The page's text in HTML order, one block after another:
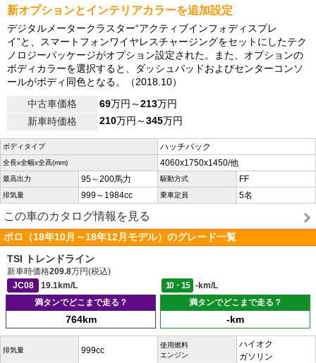
新オプションとインテリアカラーを追加設定
デジタルメータークラスター“アクティブインフォディスプレ
イ”と、スマートフォンワイヤレスチャージングをセットにしたテク
ノロジーパッケージがオプション設定された。また、オプションの
ボディカラーを選択すると、ダッシュパッドおよびセンターコンソ
ールがボディ同色となる。（2018.10）
中古車価格
69万円～213万円
新車時価格
210万円～345万円
ボディタイプ ハッチバック
全長x全幅x全高(mm) 4060x1750x1450/他
最高出力 95～200馬力 駆動方式 FF
排気量 999～1984cc 乗車定員 5名
この車のカタログ情報を見る
ポロ（18年10月～18年12月モデル）のグレード一覧
TSI トレンドライン
新車時価格209.8万円(税込)
JC08
19.1km/L 10・15
-km/L
満タンでどこまで走る？
764km
満タンでどこまで走る？
-km
排気量 999cc
使用燃料
エンジン
ハイオク
ガソリン